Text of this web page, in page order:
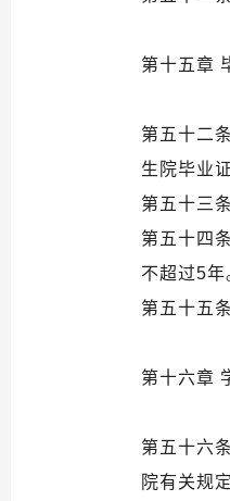
第十五章
第五十二
生院毕业
第五十三
第五十四
不超过5
第五十五
第十六章
第五十六
院有关规